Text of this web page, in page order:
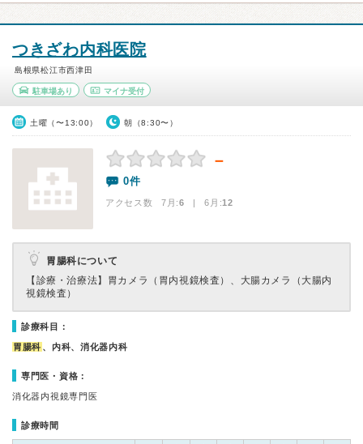
つきざわ内科医院
島根県松江市西津田
駐車場あり マイナ受付
土曜（〜13:00） 朝（8:30〜）
－
0件
アクセス数 7月:6 | 6月:12
胃腸科について
【診療・治療法】 胃カメラ（胃内視鏡検査）、大腸カメラ（大腸内
視鏡検査）
診療科目：
胃腸科 、内科、消化器内科
専門医・資格：
消化器内視鏡専門医
診療時間